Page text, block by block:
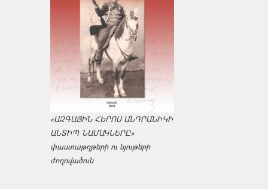
«ԱԶԳԱՅԻՆ ՀԵՐՈՍ ԱՆԴՐԱՆԻԿԻ
ԱՆՏԻՊ ՆԱՄԱԿՆԵՐԸ»
փաստաթղթերի ու նյութերի
ժողովածուն